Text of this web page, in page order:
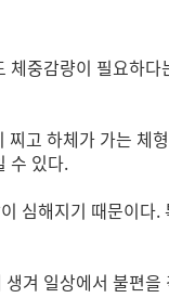
중감량이 필요하다
고 하체가 가는 체
수 있다.
심해지기 때문이다.
겨 일상에서 불편을